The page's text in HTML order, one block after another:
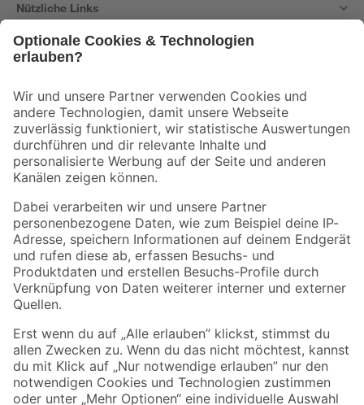
Nützliche Links
Der toom Newsletter: Keine Angebote und Aktionen mehr verpassen!
Zur Newsletter Anmeldung
Folge uns
Zahlungsarten Versandarten
Sicher einkaufen
Jetzt die toom-App herunterladen